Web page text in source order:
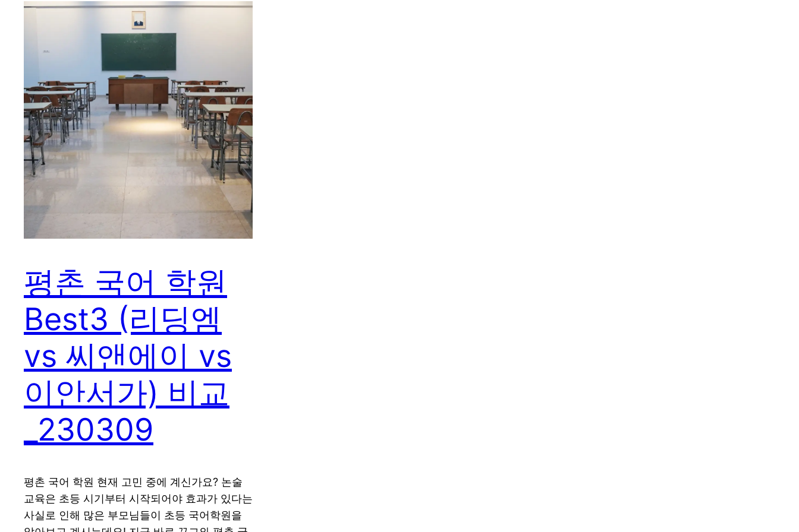
평촌 국어 학원
Best3 (리딩엠
vs 씨앤에이 vs
이안서가) 비교
_230309
평촌 국어 학원 현재 고민 중에 계신가요? 논술
교육은 초등 시기부터 시작되어야 효과가 있다는
사실로 인해 많은 부모님들이 초등 국어학원을